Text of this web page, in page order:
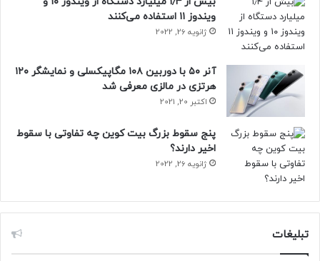
مقاله‌های مرتبط:
اسپیس ایکس نداشت
نیویورک نیز بیشتر است؛ دلیل این افزایش سهام را می‌توان توجه
سرمایه‌گذاران به فناوری‌های زیست‌محیطی و برقی بودن
خودروهای تسلا دانست.
افزایش سهام تسلا تنها منبع افزایش ثروت ایلان ماسک نیست.
سرمایه‌گذار‌های مختلف و سودآوری این سرمایه‌گذاری‌ها تنها در
کرده است.
ویندوز ۱۱ استفاده می‌کنند
ژانویه 26, 2022
آنر ۵۰ با دوربین ۱۰۸ مگاپیکسلی و نمایشگر ۱۲۰
هرتزی در مالزی معرفی شد
اکتبر 20, 2021
پنج سقوط بزرگ بیت کوین چه تفاوتی با سقوط
اخیر دارند؟
ژانویه 26, 2022
تبلیغات